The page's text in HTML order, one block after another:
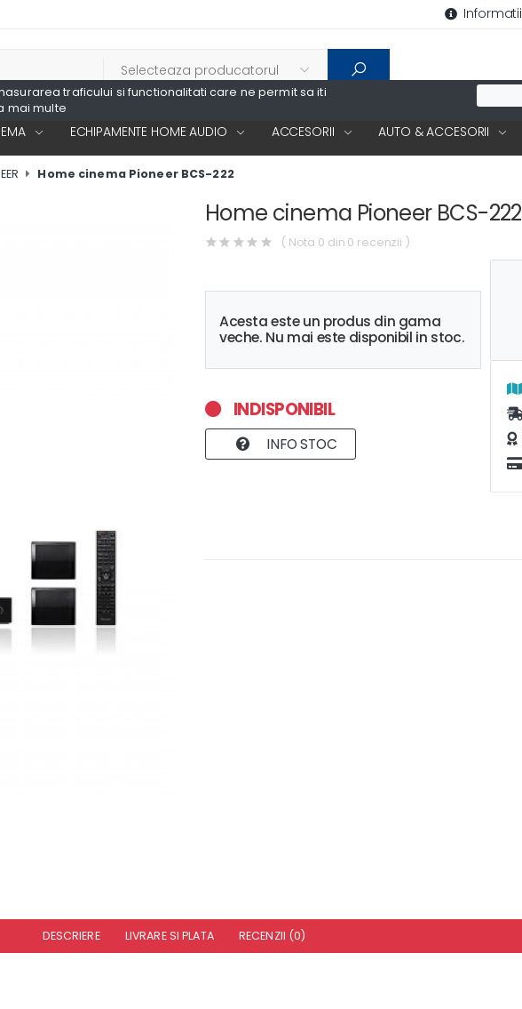
traficului si functionalitati care ne permit sa iti
mai multe
Informatii
ECHIPAMENTE HOME AUDIO ACCESORII AUTO & ACCESORII
Home cinema Pioneer BCS-222
Home cinema Pioneer BCS-222
( Nota 0 din 0 recenzii )
Acesta este un produs din gama
veche. Nu mai este disponibil in stoc.
INDISPONIBIL
INFO STOC
DESCRIERE LIVRARE SI PLATA RECENZII (0)